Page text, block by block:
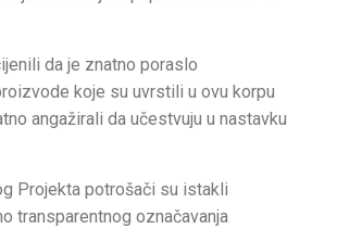
da je znatno poraslo
koje su uvrstili u ovu korpu
angažirali da učestvuju u nastavku
Projekta potrošači su istakli
transparentnog označavanja